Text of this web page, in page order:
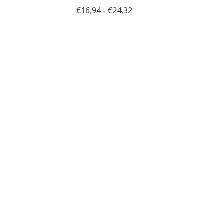
€16,94- €24,32